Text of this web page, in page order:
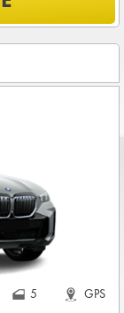
(CDW) i krađe
od
5 GPS